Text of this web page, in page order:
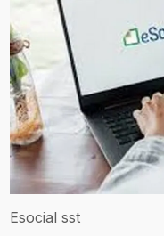
Esocial sst